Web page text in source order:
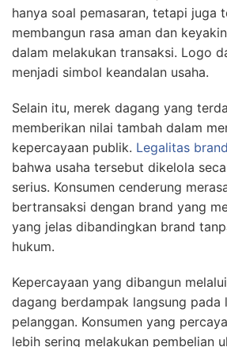
hanya soal pemasaran, tetapi juga
membangun rasa aman dan
dalam melakukan transaksi. Logo
menjadi simbol keandalan usaha.
Selain itu, merek dagang yang
memberikan nilai tambah dalam
kepercayaan publik. Legalitas brand
bahwa usaha tersebut dikelola
serius. Konsumen cenderung
bertransaksi dengan brand yang
yang jelas dibandingkan brand
hukum.
Kepercayaan yang dibangun
dagang berdampak langsung pada
pelanggan. Konsumen yang
lebih sering melakukan pembelian